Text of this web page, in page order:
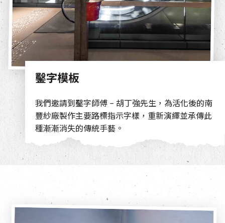
鑿字模板
我們邀請到鑿字師傅 – 胡丁強先生，為活化後的南
豐紗廠製作主要路標指示字樣，重新演繹並承傳此
種漸漸消失的傳統手藝。